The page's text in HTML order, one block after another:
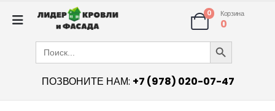
0 Корзина
0
Search
for:
Search Button
ПОЗВОНИТЕ НАМ: +7 (978) 020-07-47